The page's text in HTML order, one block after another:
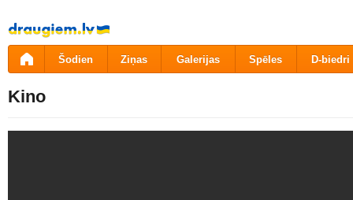
Pāriet
uz
saturu
Šodien Ziņas Galerijas Spēles D-biedri
Kino